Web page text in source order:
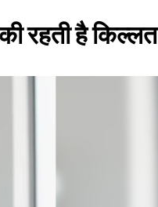
रहती है किल्लत